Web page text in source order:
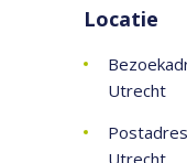
Locatie
Utrecht
Utrecht